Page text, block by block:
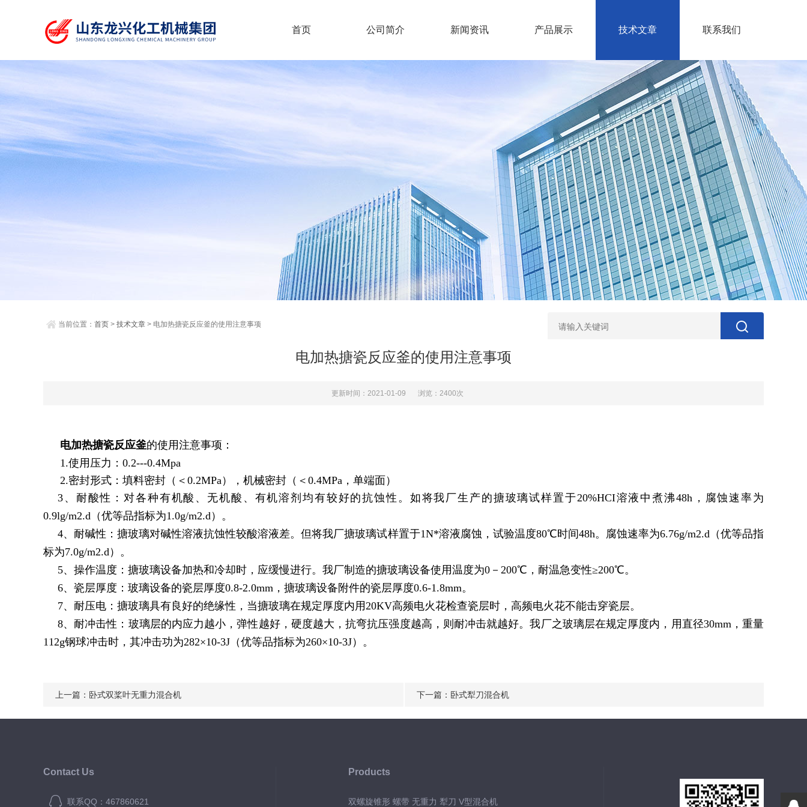
首页 公司简介 新闻资讯 产品展示 技术文章 联系我们
当前位置： 首页 > 技术文章 > 电加热搪瓷反应釜的使用注意事项
电加热搪瓷反应釜的使用注意事项
更新时间：2021-01-09 浏览：2400次
电加热搪瓷反应釜的使用注意事项：
1.使用压力：0.2---0.4Mpa
2.密封形式：填料密封（＜0.2MPa），机械密封（＜0.4MPa，单端面）
3、耐酸性：对各种有机酸、无机酸、有机溶剂均有较好的抗蚀性。如将我厂生产的搪玻璃试样置于20%HCI溶液中煮沸48h，腐蚀速率为
0.9lg/m2.d（优等品指标为1.0g/m2.d）。
4、耐碱性：搪玻璃对碱性溶液抗蚀性较酸溶液差。但将我厂搪玻璃试样置于1N*溶液腐蚀，试验温度80℃时间48h。腐蚀速率为6.76g/m2.d（优等品指
标为7.0g/m2.d）。
5、操作温度：搪玻璃设备加热和冷却时，应缓慢进行。我厂制造的搪玻璃设备使用温度为0－200℃，耐温急变性≥200℃。
6、瓷层厚度：玻璃设备的瓷层厚度0.8-2.0mm，搪玻璃设备附件的瓷层厚度0.6-1.8mm。
7、耐压电：搪玻璃具有良好的绝缘性，当搪玻璃在规定厚度内用20KV高频电火花检查瓷层时，高频电火花不能击穿瓷层。
8、耐冲击性：玻璃层的内应力越小，弹性越好，硬度越大，抗弯抗压强度越高，则耐冲击就越好。我厂之玻璃层在规定厚度内，用直径30mm，重量
112g钢球冲击时，其冲击功为282×10-3J（优等品指标为260×10-3J）。
上一篇： 卧式双桨叶无重力混合机 下一篇： 卧式犁刀混合机
Contact Us
联系QQ：467860621
Products
双螺旋锥形 螺带 无重力 犁刀 V型混合机